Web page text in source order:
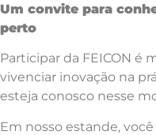
Um convite para
perto
Participar da FEICON é
vivenciar inovação na
esteja conosco nesse
Em nosso estande,